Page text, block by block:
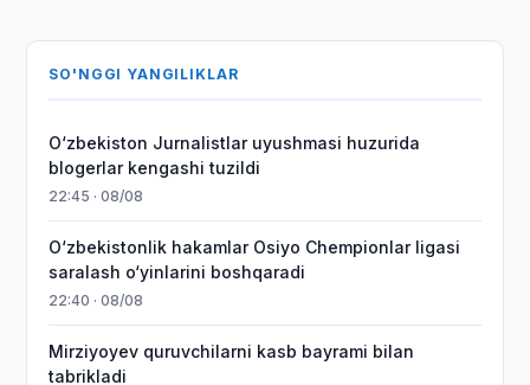
SO'NGGI YANGILIKLAR
O‘zbekiston Jurnalistlar uyushmasi huzurida
blogerlar kengashi tuzildi
22:45 · 08/08
O‘zbekistonlik hakamlar Osiyo Chempionlar ligasi
saralash o‘yinlarini boshqaradi
22:40 · 08/08
Mirziyoyev quruvchilarni kasb bayrami bilan
tabrikladi